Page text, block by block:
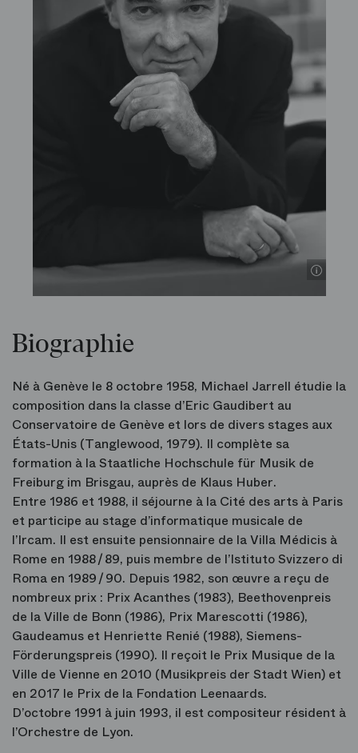
Biographie
Né à Genève le 8 octobre 1958, Michael Jarrell étudie la
composition dans la classe d’Eric Gaudibert au
Conservatoire de Genève et lors de divers stages aux
États-Unis (Tanglewood, 1979). Il complète sa
formation à la Staatliche Hochschule für Musik de
Freiburg im Brisgau, auprès de Klaus Huber.
Entre 1986 et 1988, il séjourne à la Cité des arts à Paris
et participe au stage d’informatique musicale de
l’Ircam. Il est ensuite pensionnaire de la Villa Médicis à
Rome en 1988 / 89, puis membre de l’Istituto Svizzero di
Roma en 1989 / 90. Depuis 1982, son œuvre a reçu de
nombreux prix : Prix Acanthes (1983), Beethovenpreis
de la Ville de Bonn (1986), Prix Marescotti (1986),
Gaudeamus et Henriette Renié (1988), Siemens-
Förderungspreis (1990). Il reçoit le Prix Musique de la
Ville de Vienne en 2010 (Musikpreis der Stadt Wien) et
en 2017 le Prix de la Fondation Leenaards.
D’octobre 1991 à juin 1993, il est compositeur résident à
l’Orchestre de Lyon.